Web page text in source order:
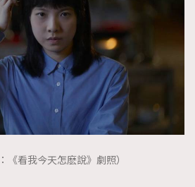
《看我今天怎麽說》劇照）